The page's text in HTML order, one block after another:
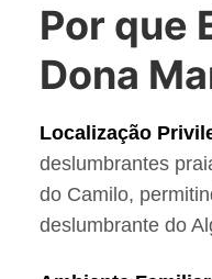
Por que
Dona
Localização
deslumbrantes
do Camilo,
deslumbrante do